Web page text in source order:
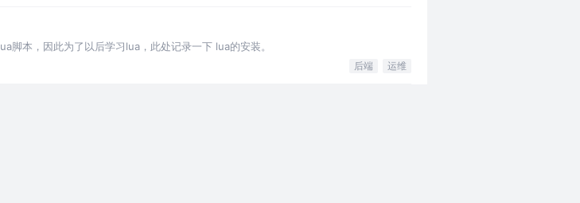
本，因此为了以后学习lua，此处记录一下 lua的安装。
后端 运维